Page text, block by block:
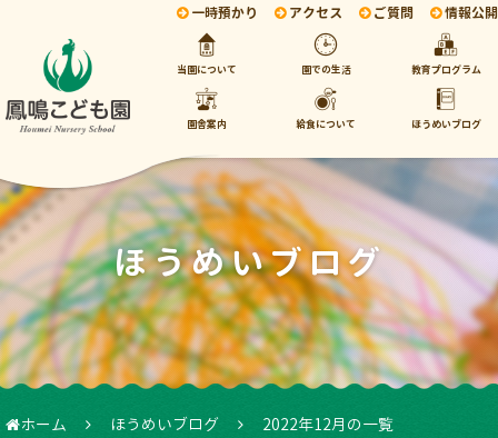
一時預かり アクセス ご質問 情報公開
当園について 園での生活 教育プログラム
園舎案内 給食について ほうめいブログ
ほうめいブログ
ホーム ほうめいブログ 2022年12月の一覧